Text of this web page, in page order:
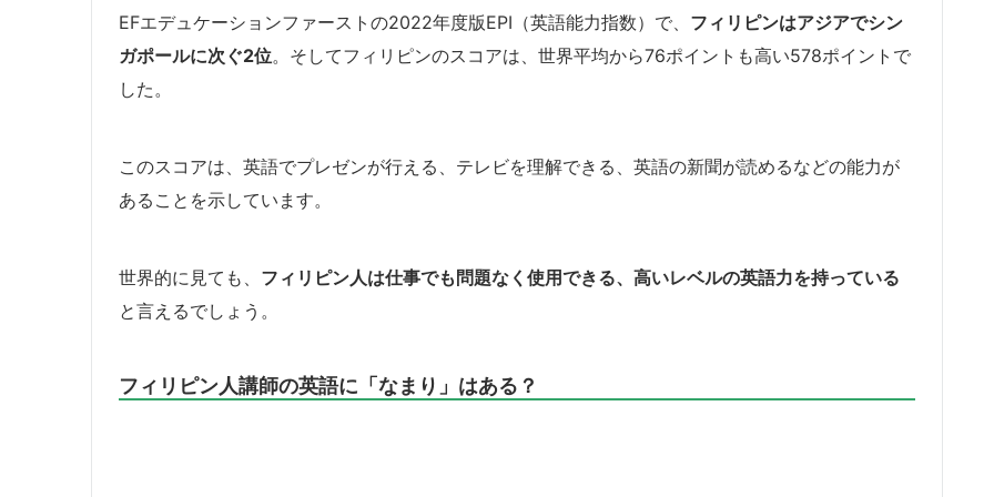
EFエデュケーションファーストの2022年度版EPI（英語能力指数）で、 フィリピンはアジアでシン
ガポールに次ぐ2位。そしてフィリピンのスコアは、世界平均から76ポイントも高い578ポイントで
した。
このスコアは、英語でプレゼンが行える、テレビを理解できる、英語の新聞が読めるなどの能力が
あることを示しています。
世界的に見ても、 フィリピン人は仕事でも問題なく使用できる、高いレベルの英語力を持っている
と言えるでしょう。
フィリピン人講師の英語に「なまり」はある？